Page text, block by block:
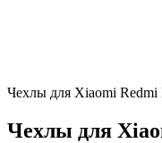
Чехлы для Xiaomi Redmi
Чехлы для